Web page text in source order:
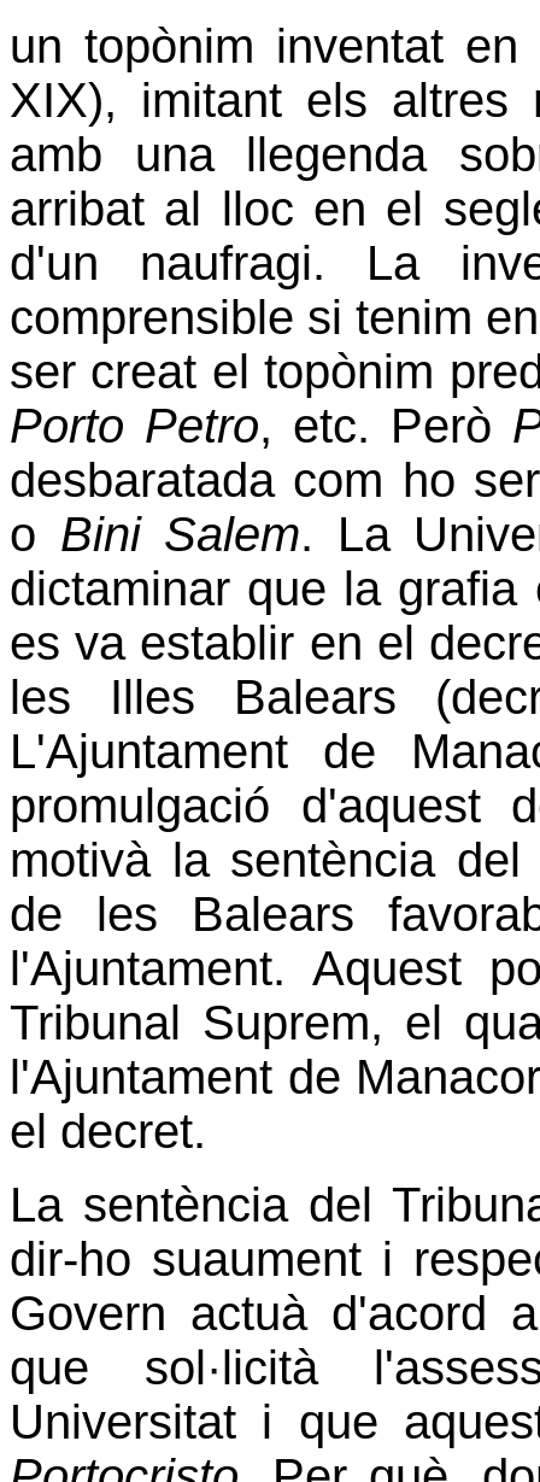
un topònim inventat
XIX), imitant els altres
amb una llegenda
arribat al lloc en el
d'un naufragi. La
comprensible si tenim
ser creat el topònim
Porto Petro, etc. Però
desbaratada com ho
o Bini Salem. La
dictaminar que la
es va establir en el
les Illes Balears
L'Ajuntament de
promulgació d'aquest
motivà la sentència
de les Balears
l'Ajuntament. Aquest
Tribunal Suprem, el
l'Ajuntament de
el decret.
La sentència del
dir-ho suaument i
Govern actuà d'acord
que sol·licità
Universitat i que